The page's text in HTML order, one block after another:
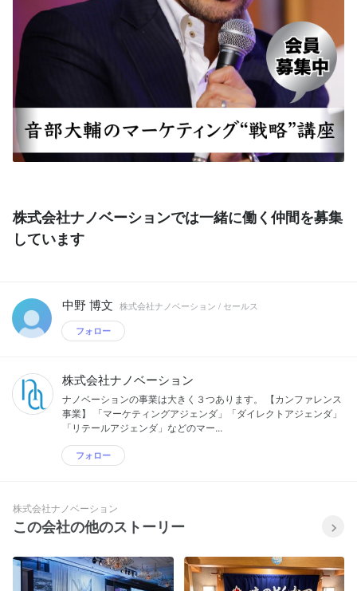
株式会社ナノベーションでは一緒に働く仲間を募集
しています
中野 博文 株式会社ナノベーション / セールス
フォロー
株式会社ナノベーション
ナノベーションの事業は大きく３つあります。 【カンファレンス
事業】 「マーケティングアジェンダ」「ダイレクトアジェンダ」
「リテールアジェンダ」などのマー...
フォロー
株式会社ナノベーション
この会社の他のストーリー